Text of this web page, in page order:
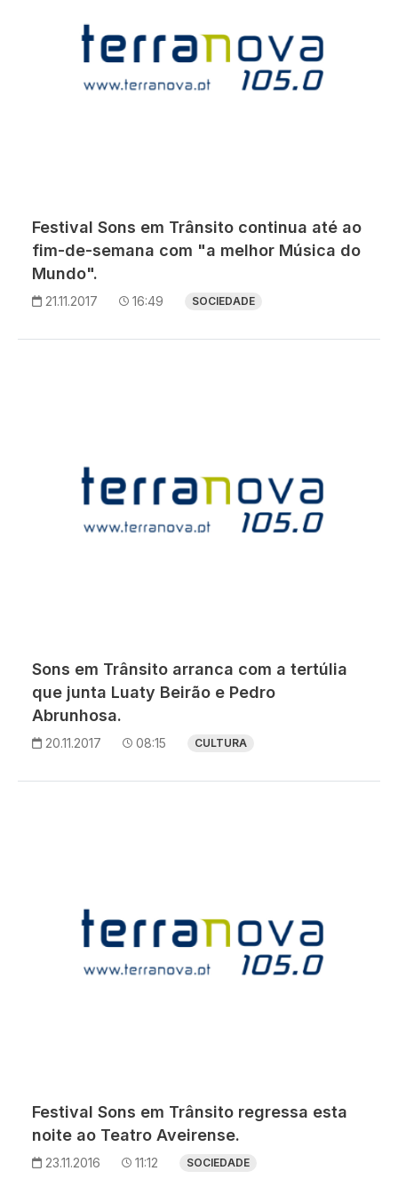
Festival Sons em Trânsito continua até ao
fim-de-semana com "a melhor Música do
Mundo".
21.11.2017 16:49 SOCIEDADE
Sons em Trânsito arranca com a tertúlia
que junta Luaty Beirão e Pedro
Abrunhosa.
20.11.2017 08:15 CULTURA
Festival Sons em Trânsito regressa esta
noite ao Teatro Aveirense.
23.11.2016 11:12 SOCIEDADE